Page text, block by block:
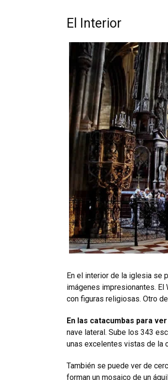
El Interior
En el interior de la iglesia se
imágenes impresionantes. El
con figuras religiosas. Otro
En las catacumbas para
nave lateral. Sube los 343
unas excelentes vistas de la
También se puede ver de
forman un mosaico de un